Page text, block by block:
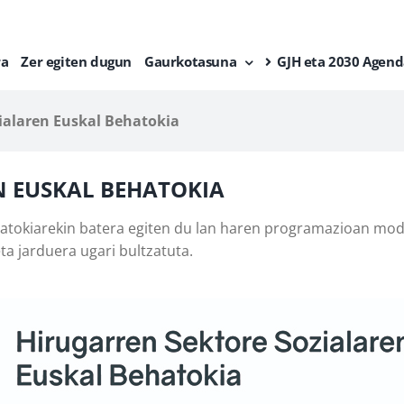
Zer egiten dugun Gaurkotasuna GJH eta 2030
Euskal Behatokia
EUSKAL BEHATOKIA
batera egiten du lan haren programazioan
jarduera ugari bultzatuta.